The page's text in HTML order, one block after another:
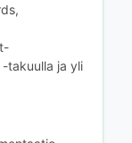
takuulla ja yli